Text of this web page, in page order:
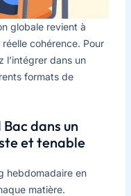
globale revient à
cohérence. Pour
l’intégrer dans un
formats de
dans un
et tenable
hebdomadaire en
matière.